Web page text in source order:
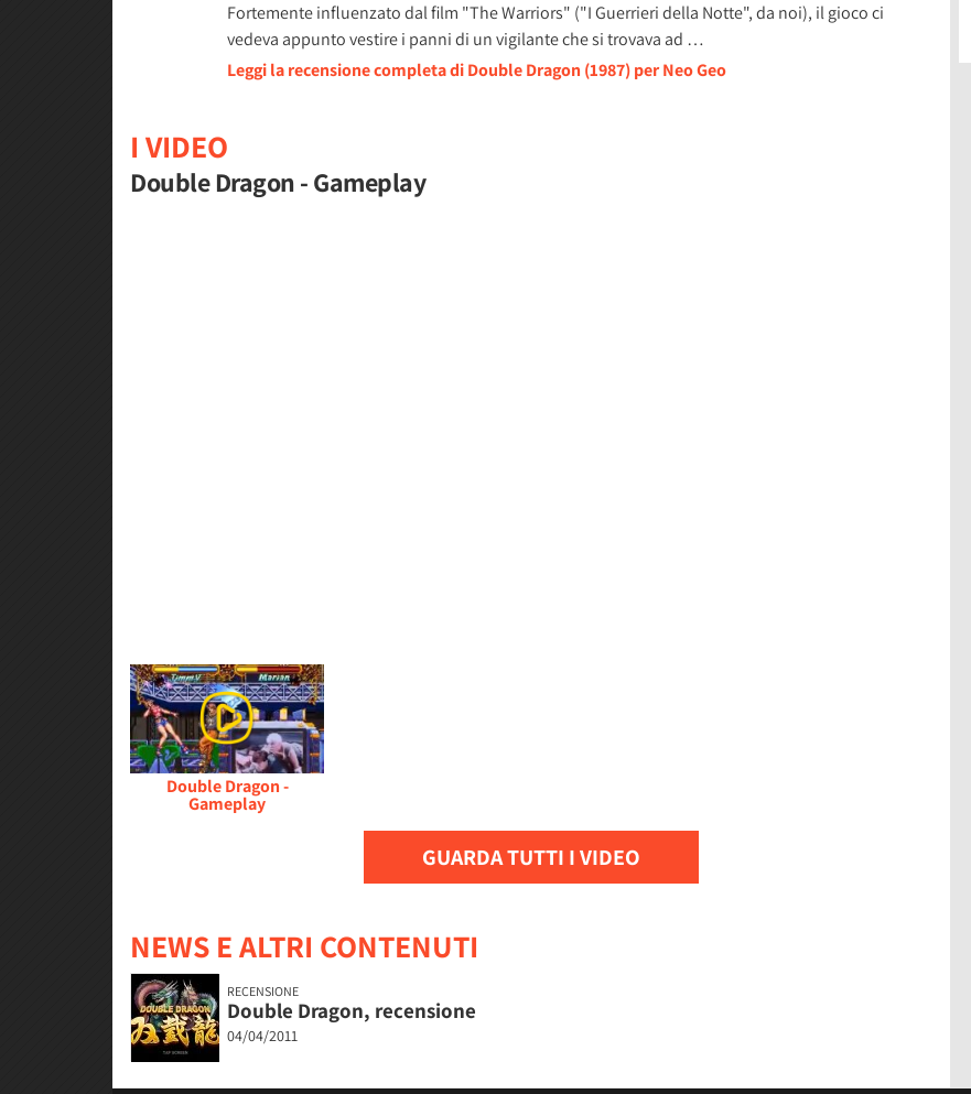
Fortemente influenzato dal film "The Warriors" ("I Guerrieri della Notte", da noi), il gioco ci
vedeva appunto vestire i panni di un vigilante che si trovava ad …
Leggi la recensione completa di Double Dragon (1987) per Neo Geo
I VIDEO
Double Dragon - Gameplay
Double Dragon -
Gameplay
GUARDA TUTTI I VIDEO
NEWS E ALTRI CONTENUTI
RECENSIONE
Double Dragon, recensione
04/04/2011